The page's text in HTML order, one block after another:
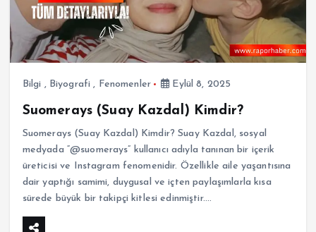
Bilgi , Biyografi , Fenomenler Eylül 8, 2025
Suomerays (Suay Kazdal) Kimdir?
Suomerays (Suay Kazdal) Kimdir? Suay Kazdal, sosyal
medyada “@suomerays” kullanıcı adıyla tanınan bir içerik
üreticisi ve Instagram fenomenidir. Özellikle aile yaşantısına
dair yaptığı samimi, duygusal ve içten paylaşımlarla kısa
sürede büyük bir takipçi kitlesi edinmiştir.…